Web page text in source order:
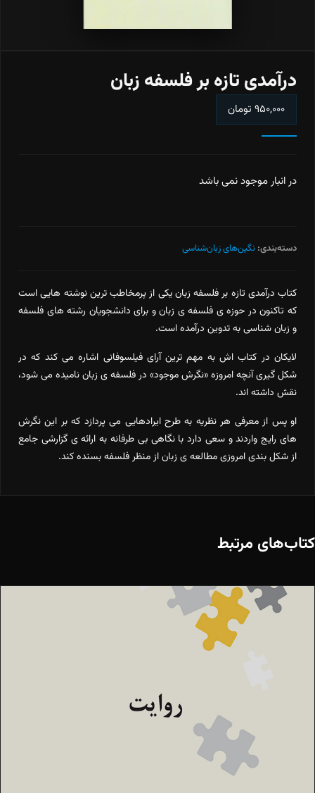
درآمدی تازه بر فلسفه زبان
۹۵۰,۰۰۰ تومان
در انبار موجود نمی باشد
دسته‌بندی: نگین‌های زبان‌شناسی
کتاب درآمدی تازه بر فلسفه زبان یکی از پرمخاطب ترین نوشته هایی است
که تاکنون در حوزه ی فلسفه ی زبان و برای دانشجویان رشته های فلسفه
و زبان شناسی به تدوین درآمده است.
لایکان در کتاب اش به مهم ترین آرای فیلسوفانی اشاره می کند که در
شکل گیری آنچه امروزه «نگرش موجود» در فلسفه ی زبان نامیده می شود،
نقش داشته اند.
او پس از معرفی هر نظریه به طرح ایرادهایی می پردازد که بر این نگرش
های رایج واردند و سعی دارد با نگاهی بی طرفانه به ارائه ی گزارشی جامع
از شکل بندی امروزی مطالعه ی زبان از منظر فلسفه بسنده کند.
کتاب‌های مرتبط